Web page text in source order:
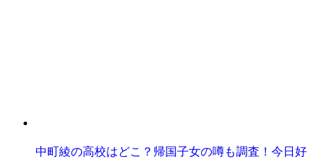
中町綾の高校はどこ？帰国子女の噂も調査！今日好